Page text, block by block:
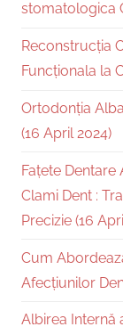
stomatologica
Reconstrucția
Funcționala la
Ortodonția
(16 April 2024)
Fațete
Clami Dent :
Precizie (16
Cum
Afecțiunilor
Albirea Internă